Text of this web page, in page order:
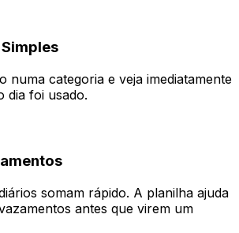
numa categoria e veja imediatamente
dia foi usado.
somam rápido. A planilha ajuda
antes que virem um